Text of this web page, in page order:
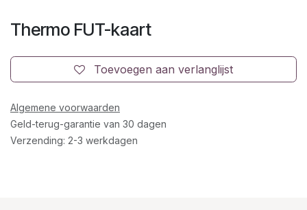
Thermo FUT-kaart
Toevoegen aan verlanglijst
Algemene voorwaarden
Geld-terug-garantie van 30 dagen
Verzending: 2-3 werkdagen